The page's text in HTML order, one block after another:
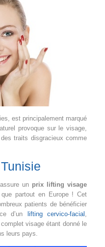
est principalement marqué
provoque sur le visage,
traits disgracieux comme
un prix lifting visage
partout en Europe ! Cet
patients de bénéficier
d’un
lifting cervico-facial
visage étant donné le
leurs pays.